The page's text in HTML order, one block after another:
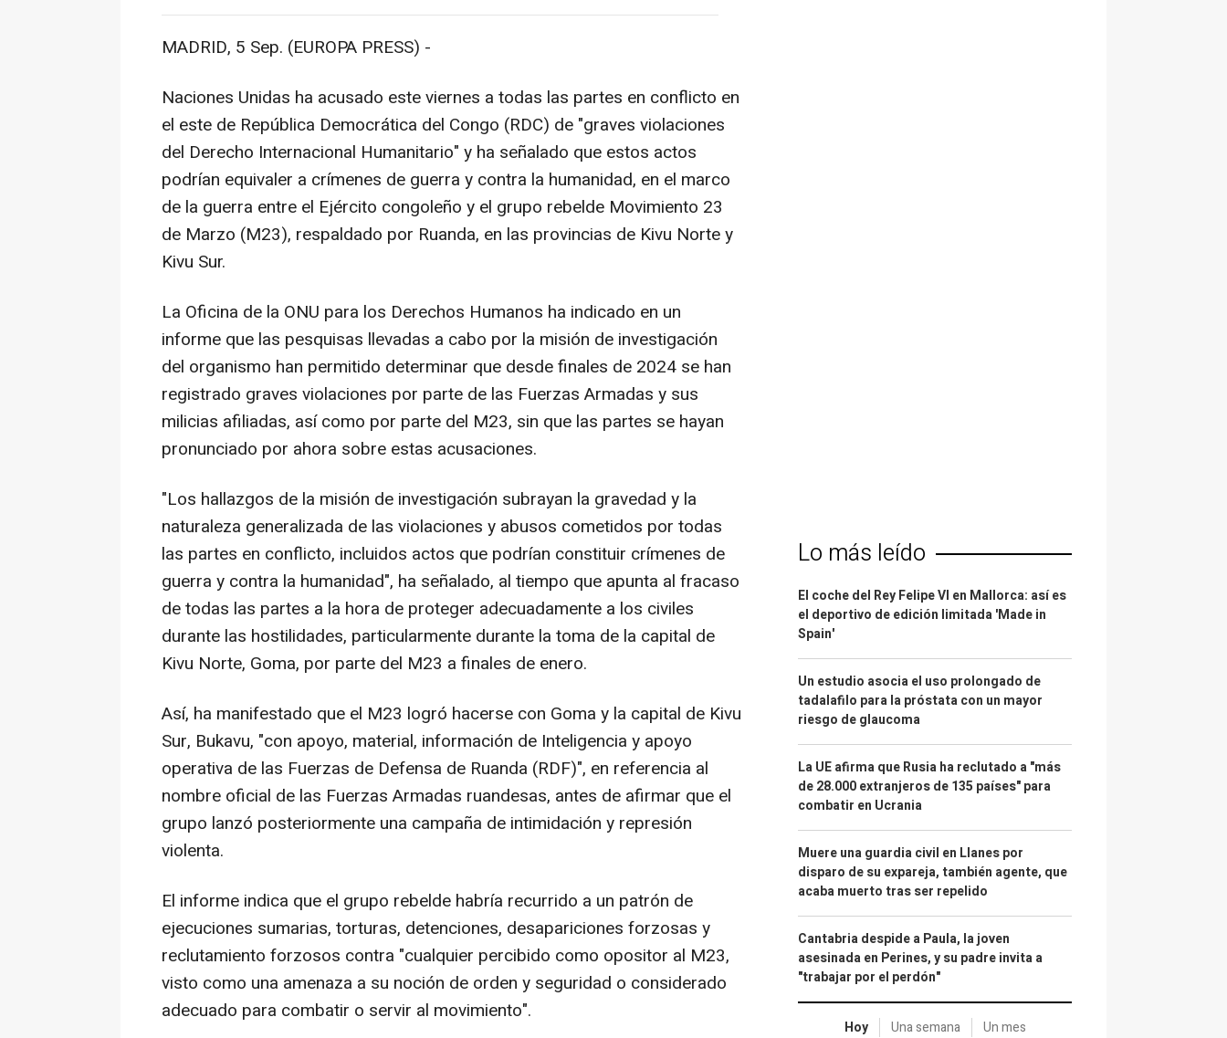
MADRID, 5 Sep. (EUROPA PRESS) -
Naciones Unidas ha acusado este viernes a todas las partes en conflicto en
el este de República Democrática del Congo (RDC) de "graves violaciones
del Derecho Internacional Humanitario" y ha señalado que estos actos
podrían equivaler a crímenes de guerra y contra la humanidad, en el marco
de la guerra entre el Ejército congoleño y el grupo rebelde Movimiento 23
de Marzo (M23), respaldado por Ruanda, en las provincias de Kivu Norte y
Kivu Sur.
La Oficina de la ONU para los Derechos Humanos ha indicado en un
informe que las pesquisas llevadas a cabo por la misión de investigación
del organismo han permitido determinar que desde finales de 2024 se han
registrado graves violaciones por parte de las Fuerzas Armadas y sus
milicias afiliadas, así como por parte del M23, sin que las partes se hayan
pronunciado por ahora sobre estas acusaciones.
"Los hallazgos de la misión de investigación subrayan la gravedad y la
naturaleza generalizada de las violaciones y abusos cometidos por todas
las partes en conflicto, incluidos actos que podrían constituir crímenes de
guerra y contra la humanidad", ha señalado, al tiempo que apunta al fracaso
de todas las partes a la hora de proteger adecuadamente a los civiles
durante las hostilidades, particularmente durante la toma de la capital de
Kivu Norte, Goma, por parte del M23 a finales de enero.
Así, ha manifestado que el M23 logró hacerse con Goma y la capital de Kivu
Sur, Bukavu, "con apoyo, material, información de Inteligencia y apoyo
operativa de las Fuerzas de Defensa de Ruanda (RDF)", en referencia al
nombre oficial de las Fuerzas Armadas ruandesas, antes de afirmar que el
grupo lanzó posteriormente una campaña de intimidación y represión
violenta.
El informe indica que el grupo rebelde habría recurrido a un patrón de
ejecuciones sumarias, torturas, detenciones, desapariciones forzosas y
reclutamiento forzosos contra "cualquier percibido como opositor al M23,
visto como una amenaza a su noción de orden y seguridad o considerado
adecuado para combatir o servir al movimiento".
Lo más leído
El coche del Rey Felipe VI en Mallorca: así es
el deportivo de edición limitada 'Made in
Spain'
Un estudio asocia el uso prolongado de
tadalafilo para la próstata con un mayor
riesgo de glaucoma
La UE afirma que Rusia ha reclutado a "más
de 28.000 extranjeros de 135 países" para
combatir en Ucrania
Muere una guardia civil en Llanes por
disparo de su expareja, también agente, que
acaba muerto tras ser repelido
Cantabria despide a Paula, la joven
asesinada en Perines, y su padre invita a
"trabajar por el perdón"
Hoy Una semana Un mes